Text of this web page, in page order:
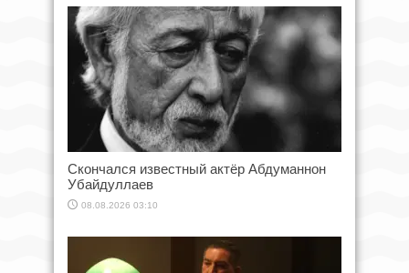
Скончался известный актёр Абдуманнон
Убайдуллаев
08.08.2026 03:10